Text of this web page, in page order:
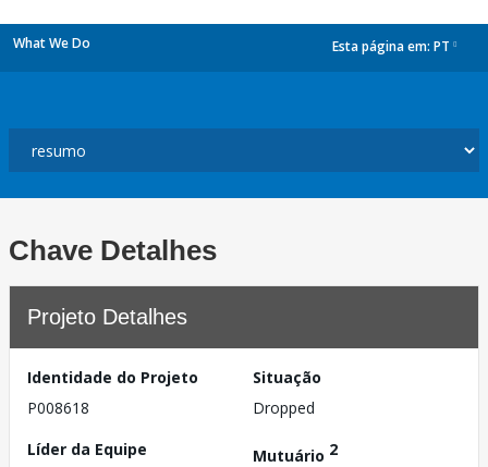
What We Do Esta página em: PT
Chave Detalhes
Projeto Detalhes
Identidade do Projeto
P008618
Situação
Dropped
Líder da Equipe
Mutuário 2